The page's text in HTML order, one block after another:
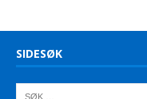
SIDESØK